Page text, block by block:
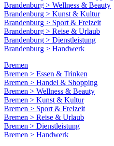
Brandenburg > Wellness & Beauty
Brandenburg > Kunst & Kultur
Brandenburg > Sport & Freizeit
Brandenburg > Reise & Urlaub
Brandenburg > Dienstleistung
Brandenburg > Handwerk
Bremen
Bremen > Essen & Trinken
Bremen > Handel & Shopping
Bremen > Wellness & Beauty
Bremen > Kunst & Kultur
Bremen > Sport & Freizeit
Bremen > Reise & Urlaub
Bremen > Dienstleistung
Bremen > Handwerk